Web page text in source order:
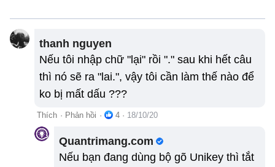
thanh nguyen
Nếu tôi nhập chữ "lại" rồi "." sau khi hết câu
thì nó sẽ ra "lai.", vậy tôi cần làm thế nào để
ko bị mất dấu ???
Thích · Phản hồi · 4 · 18/10/20
Quantrimang.com
Nếu bạn đang dùng bộ gõ Unikey thì tắt